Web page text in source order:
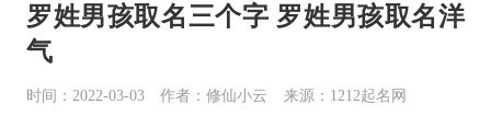
罗姓男孩取名三个字 罗姓男孩取名洋
气
时间：2022-03-03 作者：修仙小云 来源：1212起名网